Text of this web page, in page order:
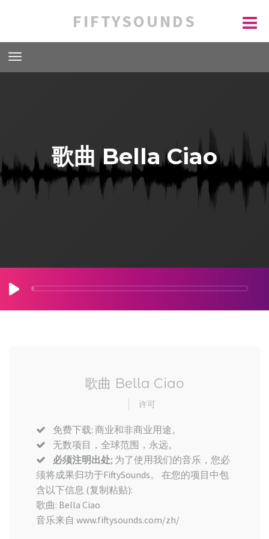
FIFTYSOUNDS
歌曲 Bella Ciao
歌曲 Bella Ciao
许可
免费下载: 商业和非商业用途。
无数项目，全球范围，永远。
必须注明出处; 为了使用我们的音乐，您必
须将成果归功于FiftySounds。 在您的项目中包
含以下信息 (复制粘贴):
歌曲: Bella Ciao
音乐来自 www.fiftysounds.com/zh/